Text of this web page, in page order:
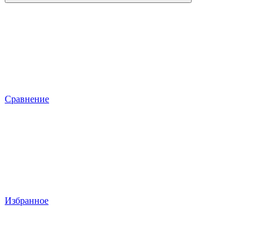
Сравнение
Избранное